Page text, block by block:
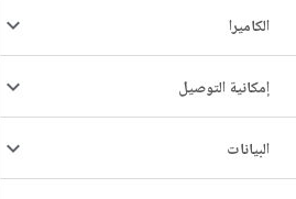
الكاميرا
إمكانية التوصيل
البيانات